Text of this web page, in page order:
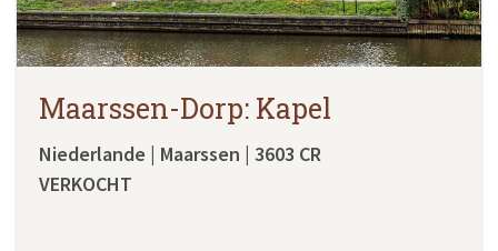
Maarssen-Dorp: Kapel
Niederlande | Maarssen | 3603 CR
VERKOCHT